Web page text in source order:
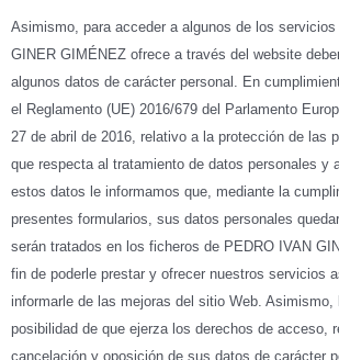
Asimismo, para acceder a algunos de los
GINER GIMÉNEZ ofrece a través del website
algunos datos de carácter personal. En
el Reglamento (UE) 2016/679 del Parlamento
27 de abril de 2016, relativo a la protección de las
que respecta al tratamiento de datos personales y
estos datos le informamos que, mediante la
presentes formularios, sus datos personales
serán tratados en los ficheros de PEDRO IVAN
fin de poderle prestar y ofrecer nuestros servicios
informarle de las mejoras del sitio Web.
posibilidad de que ejerza los derechos de acceso,
cancelación y oposición de sus datos de carácter